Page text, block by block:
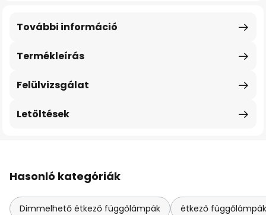
Termékleírás
További információ
Felülvizsgálat
Letöltések
Hasonló kategóriák
Dimmelhető étkező függőlámpák étkező